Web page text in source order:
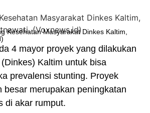
Kesehatan Masyarakat Dinkes Kaltim,
4 mayor proyek yang dilakukan
(Dinkes) Kaltim untuk bisa
prevalensi stunting. Proyek
besar merupakan peningkatan
di akar rumput.